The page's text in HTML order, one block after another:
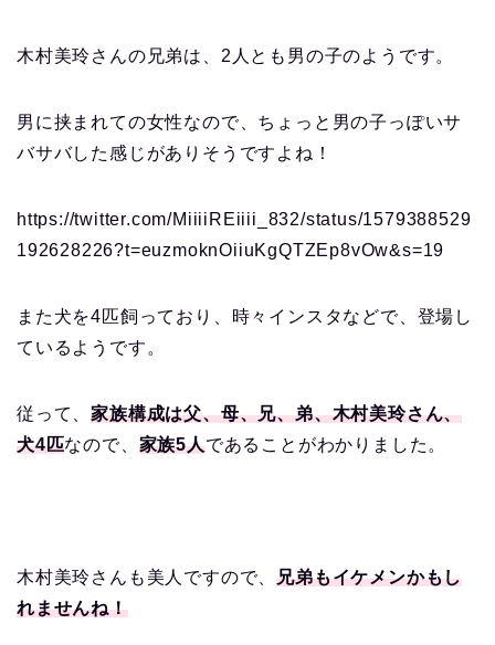
木村美玲さんの兄弟は、2人とも男の子のようです。
男に挟まれての女性なので、ちょっと男の子っぽいサ
バサバした感じがありそうですよね！
https://twitter.com/MiiiiREiiii_832/status/1579388529
192628226?t=euzmoknOiiuKgQTZEp8vOw&s=19
また犬を4匹飼っており、時々インスタなどで、登場し
ているようです。
従って、家族構成は父、母、兄、弟、木村美玲さん、
犬4匹なので、 家族5人であることがわかりました。
木村美玲さんも美人ですので、兄弟もイケメンかもし
れませんね！